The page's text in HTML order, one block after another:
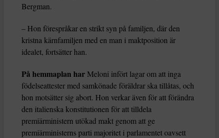
Bergman.
– Hon förespråkar en strikt syn på familjen, där den
kristna kärnfamiljen med en man i maktposition är
idealet, fortsätter han.
På hemmaplan har Meloni infört lagar om att inga
födelseattester med samkönade föräldrar ska tillåtas, och
hon motsätter sig abort. Hon verkar även för att förändra
den italienska konstitutionen för att tilldela
premiärministern utökad makt genom att ge
premiärministerns parti majoritet i parlamentet oavsett